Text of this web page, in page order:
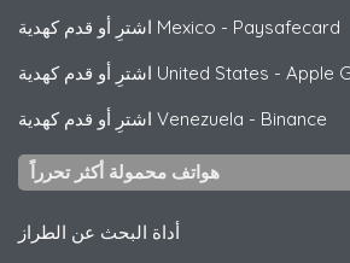
اشترِ أو قدم كهدية Mexico - Paysafecard
اشترِ أو قدم كهدية United States - Apple
اشترِ أو قدم كهدية Venezuela - Binance
هواتف محمولة أكثر تحرراً
أداة البحث عن الطراز